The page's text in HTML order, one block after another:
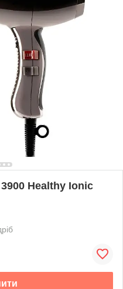
Healthy Ionic